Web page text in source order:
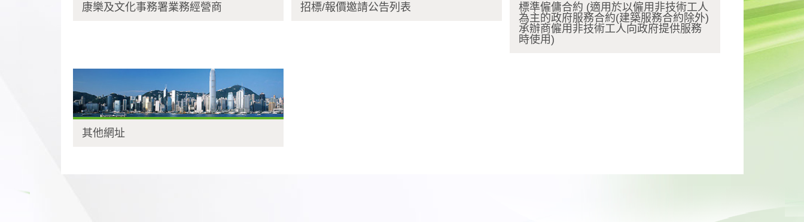
康樂及文化事務署業務經營商 招標/報價邀請公告列表
標準僱傭合約 (適用於以僱用非技術工人
為主的政府服務合約(建築服務合約除外)
承辦商僱用非技術工人向政府提供服務
時使用)
其他網址